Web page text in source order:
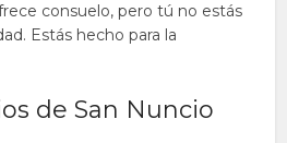
consuelo, pero tú no estás
Estás hecho para la
de San Nuncio